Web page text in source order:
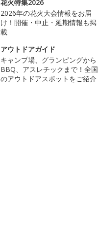
花火特集2026
2026年の花火大会情報をお届
け！開催・中止・延期情報も掲
載
アウトドアガイド
キャンプ場、グランピングから
BBQ、アスレチックまで！全国
のアウトドアスポットをご紹介